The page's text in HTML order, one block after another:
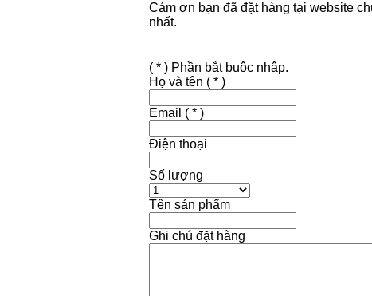
Cám ơn bạn đã đặt hàng tại website
nhất.
( * ) Phần bắt buộc nhập.
Họ và tên ( * )
Email ( * )
Điện thoại
Số lượng
Tên sản phẩm
Ghi chú đặt hàng